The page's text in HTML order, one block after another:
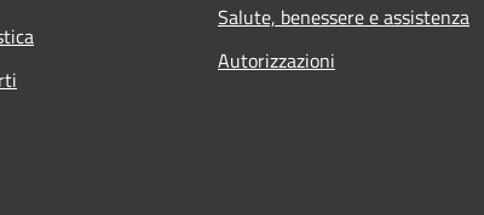
Salute, benessere e assistenza
Autorizzazioni